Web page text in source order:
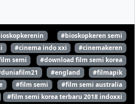
#bioskopkeren semi
#cinema indo xxi
#cinemakeren
semi
#download film semi korea
#england
#filmapik
#film semi
#film semi australia
#film semi korea terbaru 2018 indoxxi